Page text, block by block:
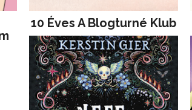
10 Éves A Blogturné Klub